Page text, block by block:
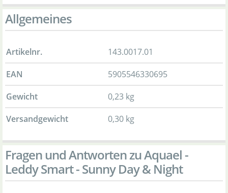
Allgemeines
Artikelnr.
143.0017.01
EAN
5905546330695
Gewicht
0,23 kg
Versandgewicht
0,30 kg
Fragen und Antworten zu Aquael -
Leddy Smart - Sunny Day & Night